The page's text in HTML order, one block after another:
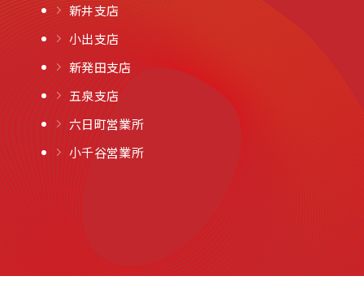
新井支店
小出支店
新発田支店
五泉支店
六日町営業所
小千谷営業所